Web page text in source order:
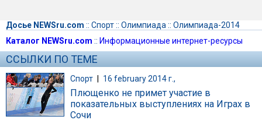
Досье NEWSru.com :: Спорт:: Олимпиада :: Олимпиада-2014
Каталог NEWSru.com :: Информационные интернет-ресурсы
ССЫЛКИ ПО ТЕМЕ
Спорт | 16 february 2014 г.,
Плющенко не примет участие в
показательных выступлениях на Играх в
Сочи